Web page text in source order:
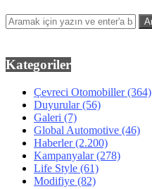
Kategoriler
Çevreci Otomobiller(364)
Duyurular(56)
Galeri (7)
Global Automotive (46)
Haberler(2.200)
Kampanyalar(278)
Life Style (61)
Modifiye (82)